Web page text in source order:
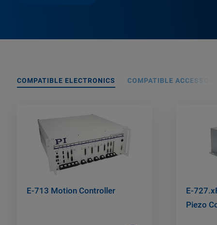
COMPATIBLE ELECTRONICS COMPATIBLE
E-713 Motion Controller
E-
Piezo